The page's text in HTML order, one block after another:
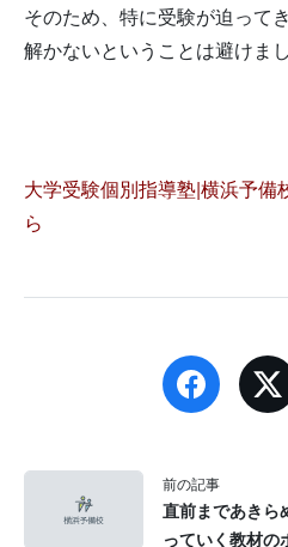
そのため、特に受験が迫って
解かないということは避けまし
大学受験個別指導塾|横浜予備
ら
前の記事
直前まであきら
っていく教材の